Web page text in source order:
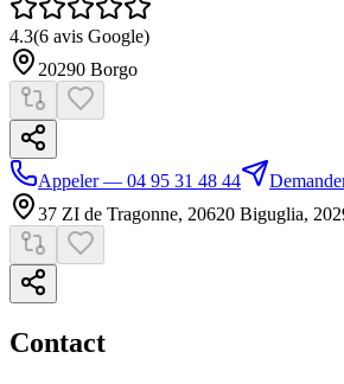
4.3(6 avis Google)
20290 Borgo
Appeler — 04 95 31 48 44
37 ZI de Tragonne, 20620 Biguglia,
Contact